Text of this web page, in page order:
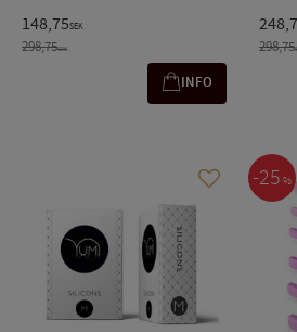
148,75SEK
298,75SEK
INFO
298,75
Lägg till i
25 %